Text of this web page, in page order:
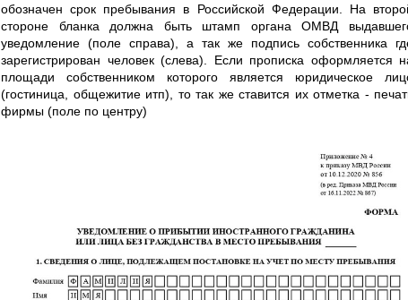
обозначен срок пребывания в Российской Федерации. На
стороне бланка должна быть штамп органа ОМВД
уведомление (поле справа), а так же подпись собственника
зарегистрирован человек (слева). Если прописка оформляется
площади собственником которого является юридическое
(гостиница, общежитие итп), то так же ставится их отметка -
фирмы (поле по центру)